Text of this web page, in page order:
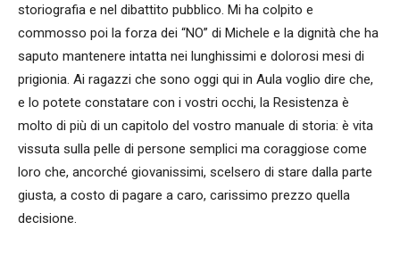
storiografia e nel dibattito pubblico. Mi ha colpito e
commosso poi la forza dei “NO” di Michele e la dignità che ha
saputo mantenere intatta nei lunghissimi e dolorosi mesi di
prigionia. Ai ragazzi che sono oggi qui in Aula voglio dire che,
e lo potete constatare con i vostri occhi, la Resistenza è
molto di più di un capitolo del vostro manuale di storia: è vita
vissuta sulla pelle di persone semplici ma coraggiose come
loro che, ancorché giovanissimi, scelsero di stare dalla parte
giusta, a costo di pagare a caro, carissimo prezzo quella
decisione.